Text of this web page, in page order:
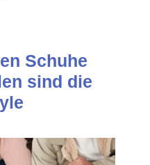
Schuhe
sind die